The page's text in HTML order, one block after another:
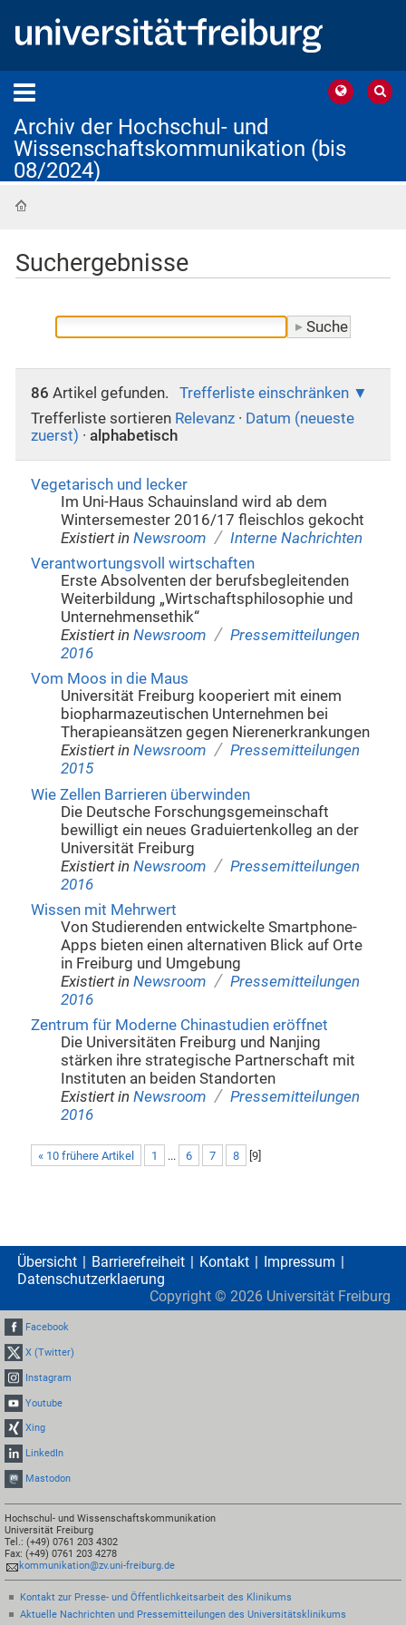
Archiv der Hochschul- und
Wissenschaftskommunikation (bis
08/2024)
Suchergebnisse
86 Artikel gefunden.
Trefferliste einschränken
Trefferliste sortieren Relevanz · Datum (neueste
zuerst) · alphabetisch
Vegetarisch und lecker
Im Uni-Haus Schauinsland wird ab dem
Wintersemester 2016/17 fleischlos gekocht
Existiert in Newsroom / Interne Nachrichten
Verantwortungsvoll wirtschaften
Erste Absolventen der berufsbegleitenden
Weiterbildung „Wirtschaftsphilosophie und
Unternehmensethik“
Existiert in Newsroom / Pressemitteilungen
2016
Vom Moos in die Maus
Universität Freiburg kooperiert mit einem
biopharmazeutischen Unternehmen bei
Therapieansätzen gegen Nierenerkrankungen
Existiert in Newsroom / Pressemitteilungen
2015
Wie Zellen Barrieren überwinden
Die Deutsche Forschungsgemeinschaft
bewilligt ein neues Graduiertenkolleg an der
Universität Freiburg
Existiert in Newsroom / Pressemitteilungen
2016
Wissen mit Mehrwert
Von Studierenden entwickelte Smartphone-
Apps bieten einen alternativen Blick auf Orte
in Freiburg und Umgebung
Existiert in Newsroom / Pressemitteilungen
2016
Zentrum für Moderne Chinastudien eröffnet
Die Universitäten Freiburg und Nanjing
stärken ihre strategische Partnerschaft mit
Instituten an beiden Standorten
Existiert in Newsroom / Pressemitteilungen
2016
« 10 frühere Artikel 1 ... 6 7 8 [9]
Übersicht Barrierefreiheit Kontakt
Impressum
Datenschutzerklaerung
Copyright © 2026 Universität Freiburg
Facebook
X (Twitter)
Instagram
Youtube
Xing
LinkedIn
Mastodon
Hochschul- und Wissenschaftskommunikation
Universität Freiburg
Tel.: (+49) 0761 203 4302
Fax: (+49) 0761 203 4278
kommunikation@zv.uni-freiburg.de
Kontakt zur Presse- und Öffentlichkeitsarbeit des Klinikums
Aktuelle Nachrichten und Pressemitteilungen des Universitätsklinikums